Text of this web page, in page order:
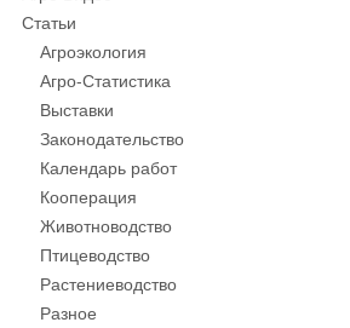
Статьи
Агроэкология
Агро-Статистика
Выставки
Законодательство
Календарь работ
Кооперация
Животноводство
Птицеводство
Растениеводство
Разное